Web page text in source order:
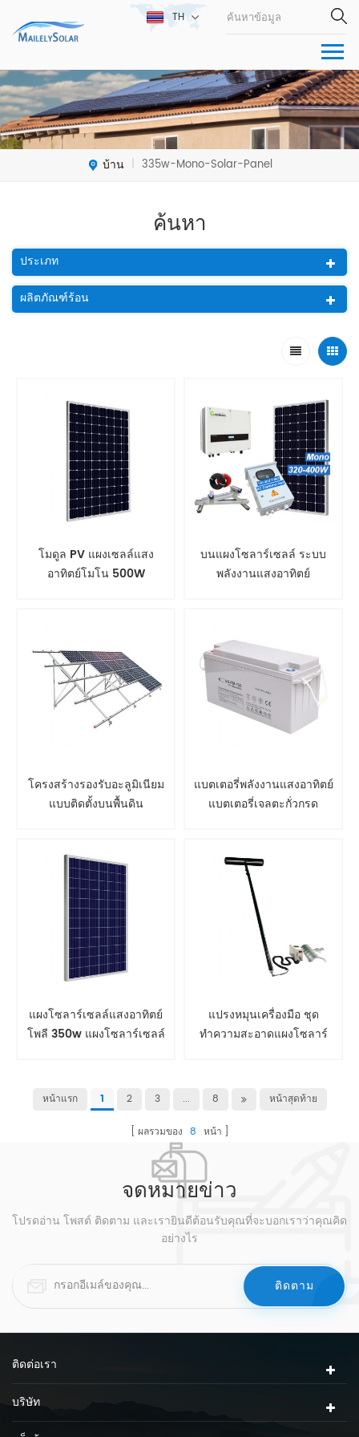
TH
บ้าน | 335w-Mono-Solar-Panel
ค้นหา
ประเภท
ผลิตภัณฑ์ร้อน
โมดูล PV แผงเซลล์แสง
อาทิตย์โมโน 500W
บนแผงโซลาร์เซลล์ ระบบ
พลังงานแสงอาทิตย์
โครงสร้างรองรับอะลูมิเนียม
แบบติดตั้งบนพื้นดิน
แบตเตอรี่พลังงานแสงอาทิตย์
แบตเตอรี่เจลตะกั่วกรด
แผงโซลาร์เซลล์แสงอาทิตย์
โพลี 350w แผงโซลาร์เซลล์
แปรงหมุนเครื่องมือ ชุด
ทำความสะอาดแผงโซลาร์
หน้าแรก 1 2 3 ... 8 หน้าสุดท้าย
ผลรวมของ 8 หน้า
จดหมายข่าว
โปรดอ่าน โพสต์ ติดตาม และเรายินดีต้อนรับคุณที่จะบอกเราว่าคุณคิด
อย่างไร
ติดต่อเรา
บริษัท